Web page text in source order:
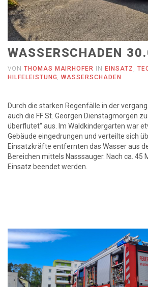
WASSERSCHADEN
VON THOMAS MAIRHOFER INEINSATZ
HILFELEISTUNG
,WASSERSCHADEN
Durch die starken Regenfälle in der
auch die FF St. Georgen Dienstagmorgen
überflutet“ aus. Im Waldkindergarten war
Gebäude eingedrungen und verteilte sich
Einsatzkräfte entfernten das Wasser aus
Bereichen mittels Nasssauger. Nach ca. 45
Einsatz beendet werden.